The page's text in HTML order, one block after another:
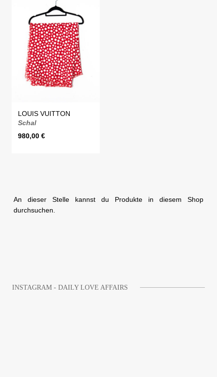
LOUIS VUITTON
Schal
980,00 €
An dieser Stelle kannst du Produkte in diesem Shop
durchsuchen.
INSTAGRAM - DAILY LOVE AFFAIRS